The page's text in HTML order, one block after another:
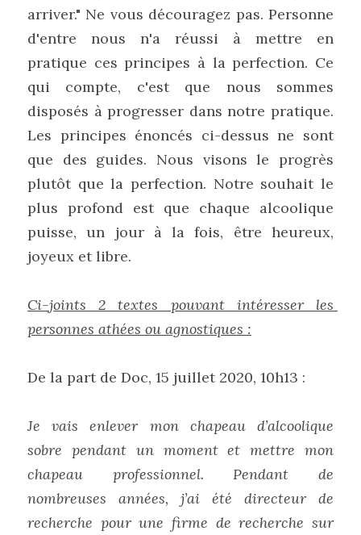
arriver." Ne vous découragez pas. Personne
d'entre nous n'a réussi à mettre en
pratique ces principes à la perfection. Ce
qui compte, c'est que nous sommes
disposés à progresser dans notre pratique.
Les principes énoncés ci-dessus ne sont
que des guides. Nous visons le progrès
plutôt que la perfection. Notre souhait le
plus profond est que chaque alcoolique
puisse, un jour à la fois, être heureux,
joyeux et libre.
Ci-joints 2 textes pouvant intéresser les
personnes athées ou agnostiques :
De la part de Doc, 15 juillet 2020, 10h13 :
Je vais enlever mon chapeau d’alcoolique
sobre pendant un moment et mettre mon
chapeau professionnel. Pendant de
nombreuses années, j’ai été directeur de
recherche pour une firme de recherche sur